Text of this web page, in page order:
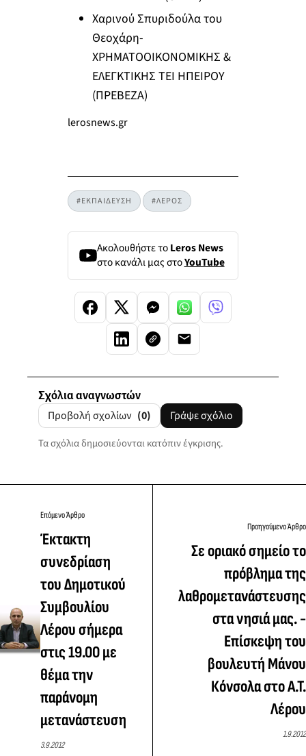
Χαρινού Σπυριδούλα του
Θεοχάρη-
ΧΡΗΜΑΤΟΟΙΚΟΝΟΜΙΚΗΣ &
ΕΛΕΓΚΤΙΚΗΣ ΤΕΙ ΗΠΕΙΡΟΥ
(ΠΡΕΒΕΖΑ)
lerosnews.gr
#ΕΚΠΑΙΔΕΥΣΗ #ΛΕΡΟΣ
Ακολουθήστε τοLeros News
στο κανάλι μας στοYouTube
Σχόλια αναγνωστών
Προβολή σχολίων (0) Γράψε σχόλιο
Τα σχόλια δημοσιεύονται κατόπιν έγκρισης.
Επόμενο Άρθρο
Έκτακτη
συνεδρίαση
του Δημοτικού
Συμβουλίου
Λέρου σήμερα
στις 19.00 με
θέμα την
παράνομη
μετανάστευση
3.9.2012
Προηγούμενο Άρθρο
Σε οριακό σημείο το
πρόβλημα της
λαθρομετανάστευσης
στα νησιά μας. -
Επίσκεψη του
βουλευτή Μάνου
Κόνσολα στο Α.Τ.
Λέρου
1.9.2012